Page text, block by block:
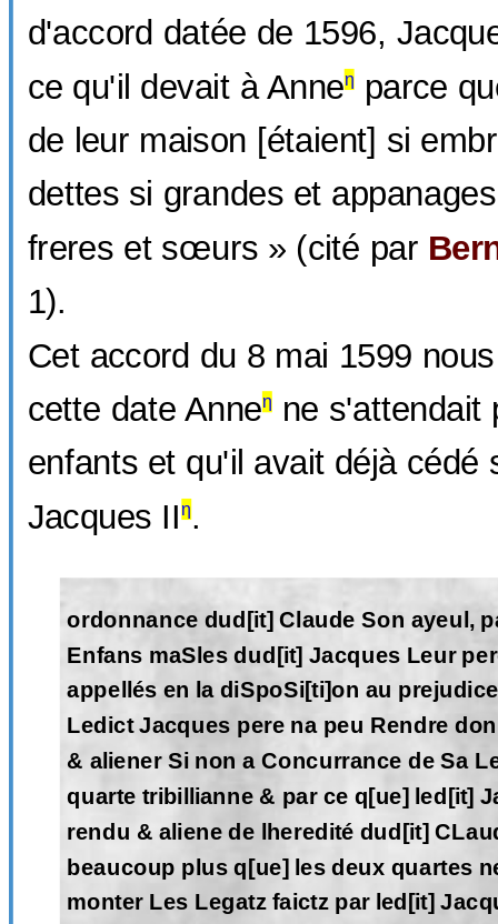
d'accord datée de 1596,
ce qu'il devait à Anneηparce
de leur maison [étaient] si
dettes si grandes et
freres et sœurs » (cité par
1).
Cet accord du 8 mai 1599
cette date Anneηne s'attendait
enfants et qu'il avait déjà cédé
Jacques IIη.
ordonnance dud[it] Claude Son ayeul,
Enfans maSles dud[it] Jacques Leur
appellés en la diSpoSi[ti]on au
Ledict Jacques pere na peu Rendre
& aliener Si non a Concurrance de Sa
quarte tribillianne & par ce q[ue] led[it]
rendu & aliene de lheredité dud[it]
beaucoup plus q[ue] les deux quartes
monter Les Legatz faictz par led[it]